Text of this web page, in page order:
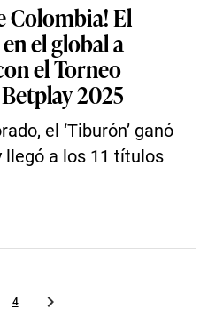
Colombia! El
el global a
el Torneo
2025
el ‘Tiburón’ ganó
llegó a los 11 títulos
4